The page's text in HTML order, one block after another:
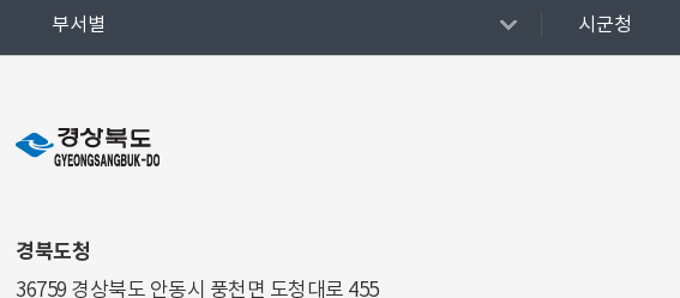
부서별 시군청
경북도청
36759 경상북도 안동시 풍천면 도청대로 455